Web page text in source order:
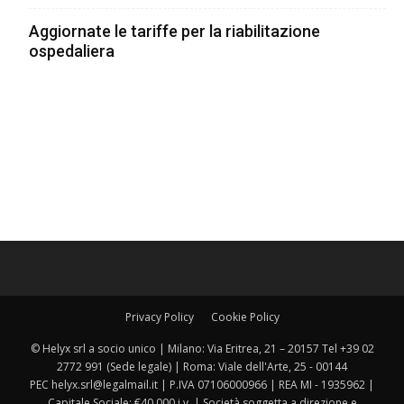
Aggiornate le tariffe per la riabilitazione
ospedaliera
Privacy Policy Cookie Policy
© Helyx srl a socio unico | Milano: Via Eritrea, 21 – 20157 Tel +39 02
2772 991 (Sede legale) | Roma: Viale dell'Arte, 25 - 00144
PEC helyx.srl@legalmail.it | P.IVA 07106000966 | REA MI - 1935962 |